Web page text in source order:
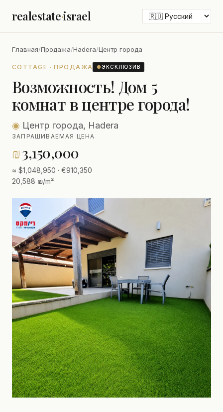
realestate·israel
Главная/Продажа/Hadera/Центр города
COTTAGE · ПРОДАЖА ●ЭКСКЛЮЗИВ
Возможность! Дом 5
комнат в центре города!
◉ Центр города, Hadera
ЗАПРАШИВАЕМАЯ ЦЕНА
₪3,150,000
≈ $1,048,950 · €910,350
20,588 ₪/m²